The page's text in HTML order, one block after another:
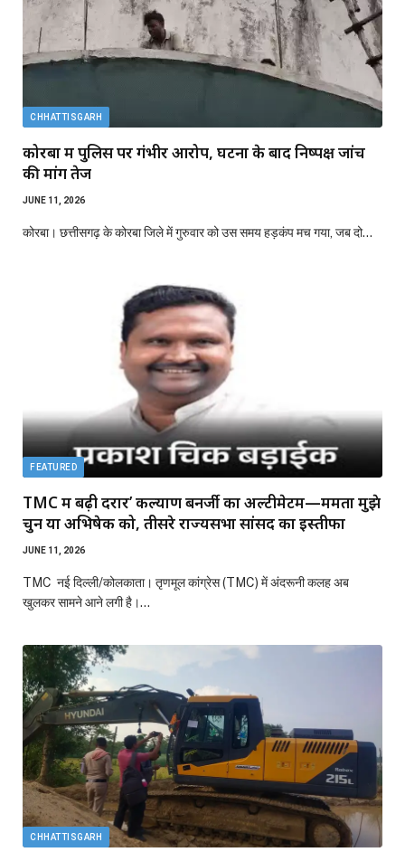
CHHATTISGARH
कोरबा में पुलिस पर गंभीर आरोप, घटना के बाद निष्पक्ष जांच
की मांग तेज
JUNE 11, 2026
कोरबा। छत्तीसगढ़ के कोरबा जिले में गुरुवार को उस समय हड़कंप मच गया, जब दो…
FEATURED
TMC में बढ़ी दरार’ कल्याण बनर्जी का अल्टीमेटम—ममता मुझे
चुनें या अभिषेक को, तीसरे राज्यसभा सांसद का इस्तीफा
JUNE 11, 2026
TMC नई दिल्ली/कोलकाता। तृणमूल कांग्रेस (TMC) में अंदरूनी कलह अब
खुलकर सामने आने लगी है।…
CHHATTISGARH